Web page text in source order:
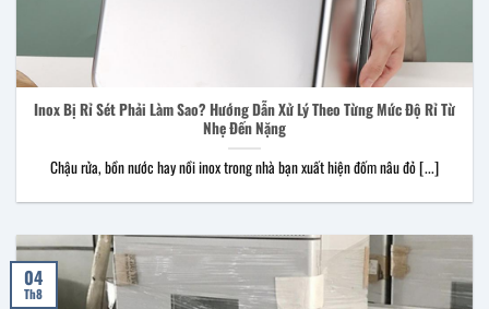
Inox Bị Rỉ Sét Phải Làm Sao? Hướng Dẫn Xử Lý Theo Từng Mức Độ Rỉ Từ
Nhẹ Đến Nặng
Chậu rửa, bồn nước hay nồi inox trong nhà bạn xuất hiện đốm nâu đỏ [...]
04
Th8